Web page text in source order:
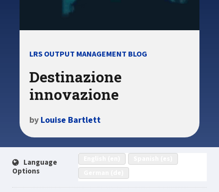
LRS OUTPUT MANAGEMENT BLOG
Destinazione
innovazione
by Louise Bartlett
Language
Options